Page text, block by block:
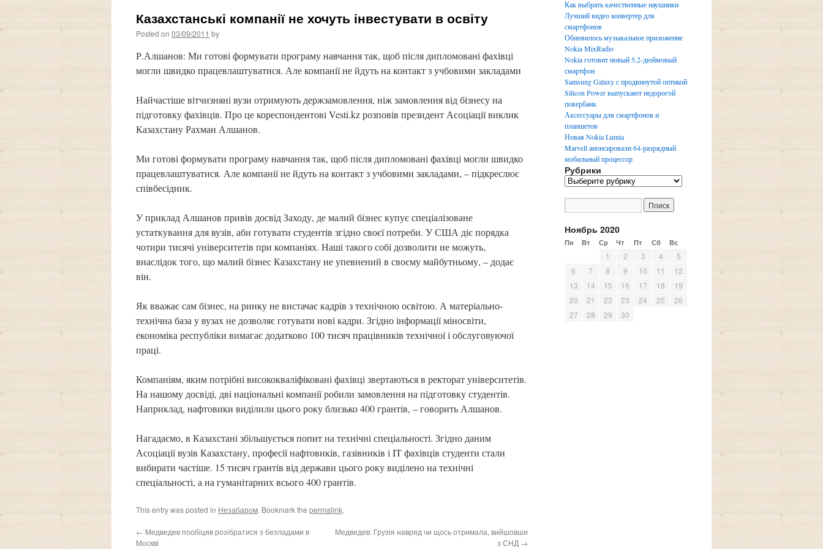
Казахстанські компанії не хочуть інвестувати в освіту
Posted on 03/09/2011 by
Р.Алшанов: Ми готові формувати програму навчання так, щоб після дипломовані фахівці
могли швидко працевлаштуватися. Але компанії не йдуть на контакт з учбовими закладами
Найчастіше вітчизняні вузи отримують держзамовлення, ніж замовлення від бізнесу на
підготовку фахівців. Про це кореспондентові Vesti.kz розповів президент Асоціації виклик
Казахстану Рахман Алшанов.
Ми готові формувати програму навчання так, щоб після дипломовані фахівці могли швидко
працевлаштуватися. Але компанії не йдуть на контакт з учбовими закладами, – підкреслює
співбесідник.
У приклад Алшанов привів досвід Заходу, де малий бізнес купує спеціалізоване
устаткування для вузів, аби готувати студентів згідно своєї потреби. У США діє порядка
чотири тисячі університетів при компаніях. Наші такого собі дозволити не можуть,
внаслідок того, що малий бізнес Казахстану не упевнений в своєму майбутньому, – додає
він.
Як вважає сам бізнес, на ринку не вистачає кадрів з технічною освітою. А матеріально-
технічна база у вузах не дозволяє готувати нові кадри. Згідно інформації міносвіти,
економіка республіки вимагає додатково 100 тисяч працівників технічної і обслуговуючої
праці.
Компаніям, яким потрібні висококваліфіковані фахівці звертаються в ректорат університетів.
На нашому досвіді, дві національні компанії робили замовлення на підготовку студентів.
Наприклад, нафтовики виділили цього року близько 400 грантів, – говорить Алшанов.
Нагадаємо, в Казахстані збільшується попит на технічні спеціальності. Згідно даним
Асоціації вузів Казахстану, професії нафтовиків, газівників і IT фахівців студенти стали
вибирати частіше. 15 тисяч грантів від держави цього року виділено на технічні
спеціальності, а на гуманітарних всього 400 грантів.
This entry was posted in Незабаром. Bookmark the permalink.
← Медведев пообіцяв розібратися з безладами в
Москві
Медведев: Грузія навряд чи щось отримала, вийшовши
з СНД →
Как выбрать качественные наушники
Лучший видео конвертер для
смартфонов
Обновилось музыкальное приложение
Nokia MixRadio
Nokia готовит новый 5,2-дюймовый
смартфон
Samsung Galaxy с продвинутой оптикой
Silicon Power выпускают недорогой
повербанк
Аксессуары для смартфонов и
планшетов
Новая Nokia Lumia
Marvell анонсировали 64-разрядный
мобильный процессор
Рубрики
Р
р
и
к
и
Ноябрь 2020
Пн Вт Ср Чт Пт Сб Вс
1 2 3 4
5
6
7 8 9 10 11
12
13
14 15 16 17 18
19
20
21 22 23 24 25
26
27
28 29 30